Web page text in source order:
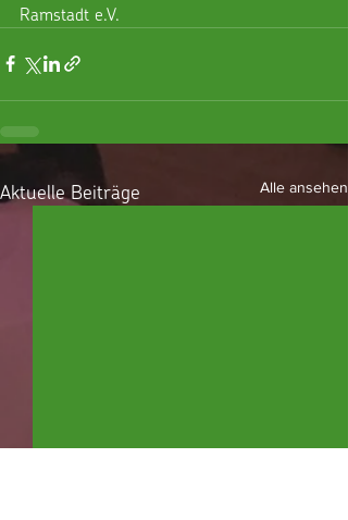
Ramstadt e.V.
Aktuelle Beiträge Alle ansehen